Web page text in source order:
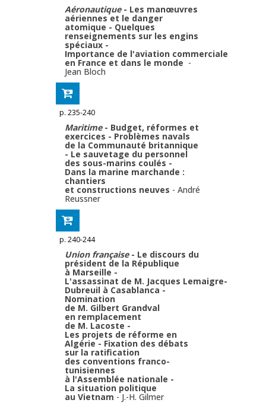
Aéronautique - Les manœuvres
aériennes et le danger
atomique - Quelques
renseignements sur les engins
spéciaux -
Importance de l'aviation commerciale
en France et dans le monde -
Jean Bloch
p. 235-240
Maritime - Budget, réformes et
exercices - Problèmes navals
de la Communauté britannique
- Le sauvetage du personnel
des sous-marins coulés -
Dans la marine marchande :
chantiers
et constructions neuves - André
Reussner
p. 240-244
Union française- Le discours du
président de la République
à Marseille -
L'assassinat de M. Jacques Lemaigre-
Dubreuil à Casablanca -
Nomination
de M. Gilbert Grandval
en remplacement
de M. Lacoste -
Les projets de réforme en
Algérie - Fixation des débats
sur la ratification
des conventions franco-
tunisiennes
à l'Assemblée nationale -
La situation politique
au Vietnam -J.-H. Gilmer